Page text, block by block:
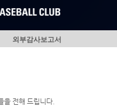
외부감사보고서
을 전해 드립니다.